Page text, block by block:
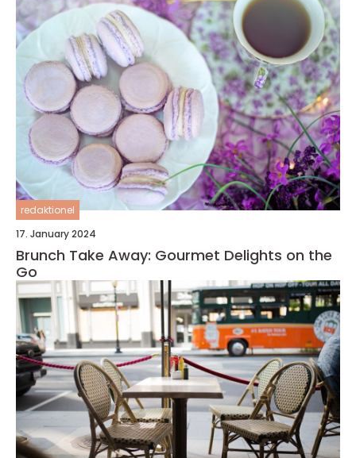
redaktionel
17. January 2024
Brunch Take Away: Gourmet Delights on the
Go